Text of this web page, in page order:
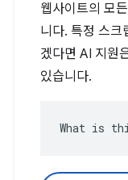
웹사이트의 모
니다. 특정 스크
겠다면 AI 지원
있습니다.
What is